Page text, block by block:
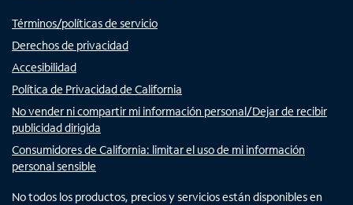
Términos/políticas de servicio
Derechos de privacidad
Accesibilidad
Política de Privacidad de California
No vender ni compartir mi información personal/Dejar de recibir
publicidad dirigida
Consumidores de California: limitar el uso de mi información
personal sensible
No todos los productos, precios y servicios están disponibles en